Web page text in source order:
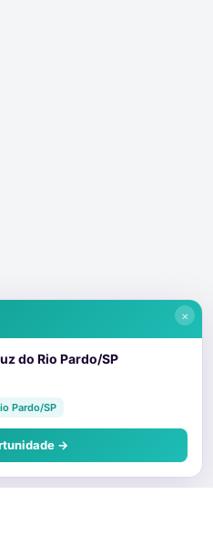
×
do Rio Pardo/SP
Pardo/SP
→